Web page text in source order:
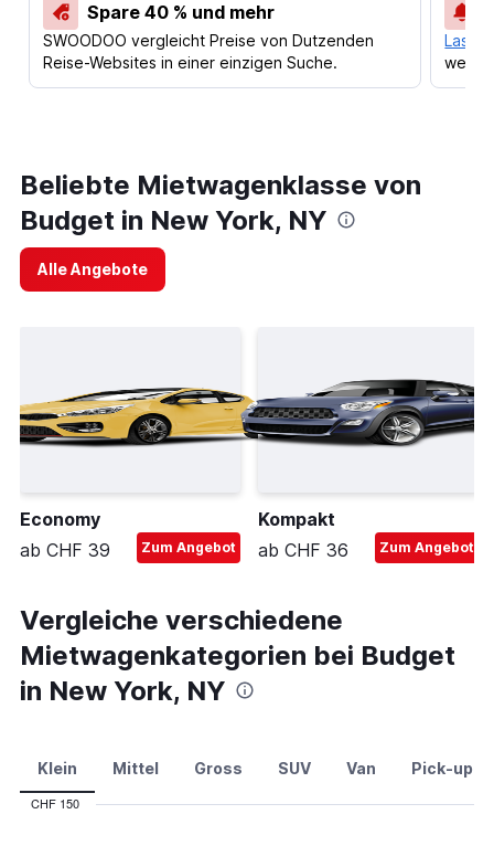
Spare 40 % und mehr
SWOODOO vergleicht Preise von Dutzenden
Reise-Websites in einer einzigen Suche.
Lass
Beliebte Mietwagenklasse von
Budget in New York, NY
Alle Angebote
Economy
ab CHF 39
Zum Angebot
Kompakt
ab CHF 36
Zum Angebot
Vergleiche verschiedene
Mietwagenkategorien bei Budget
in New York, NY
Klein Mittel Gross SUV Van Pick-up
CHF 150